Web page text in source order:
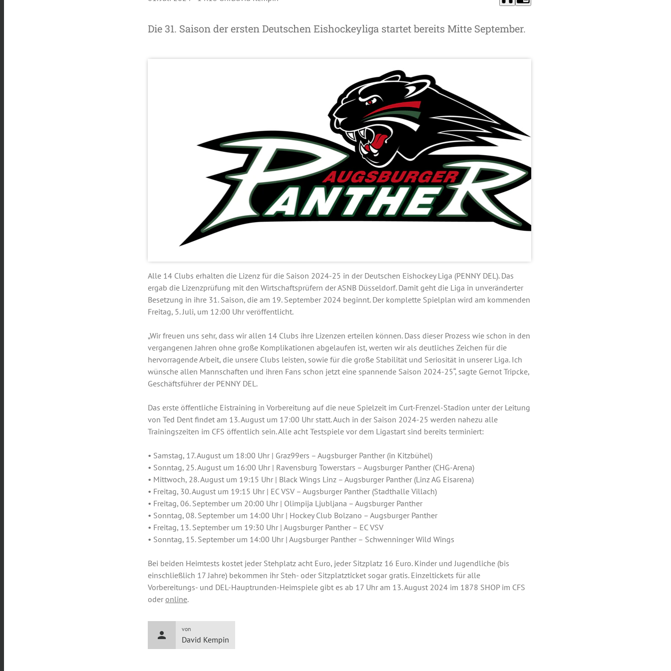
Die 31. Saison der ersten Deutschen Eishockeyliga startet bereits Mitte September.
Alle 14 Clubs erhalten die Lizenz für die Saison 2024-25 in der Deutschen Eishockey Liga (PENNY DEL). Das
ergab die Lizenzprüfung mit den Wirtschaftsprüfern der ASNB Düsseldorf. Damit geht die Liga in unveränderter
Besetzung in ihre 31. Saison, die am 19. September 2024 beginnt. Der komplette Spielplan wird am kommenden
Freitag, 5. Juli, um 12:00 Uhr veröffentlicht.
„Wir freuen uns sehr, dass wir allen 14 Clubs ihre Lizenzen erteilen können. Dass dieser Prozess wie schon in den
vergangenen Jahren ohne große Komplikationen abgelaufen ist, werten wir als deutliches Zeichen für die
hervorragende Arbeit, die unsere Clubs leisten, sowie für die große Stabilität und Seriosität in unserer Liga. Ich
wünsche allen Mannschaften und ihren Fans schon jetzt eine spannende Saison 2024-25“, sagte Gernot Tripcke,
Geschäftsführer der PENNY DEL.
Das erste öffentliche Eistraining in Vorbereitung auf die neue Spielzeit im Curt-Frenzel-Stadion unter der Leitung
von Ted Dent findet am 13. August um 17:00 Uhr statt. Auch in der Saison 2024-25 werden nahezu alle
Trainingszeiten im CFS öffentlich sein. Alle acht Testspiele vor dem Ligastart sind bereits terminiert:
• Samstag, 17. August um 18:00 Uhr | Graz99ers – Augsburger Panther (in Kitzbühel)
• Sonntag, 25. August um 16:00 Uhr | Ravensburg Towerstars – Augsburger Panther (CHG-Arena)
• Mittwoch, 28. August um 19:15 Uhr | Black Wings Linz – Augsburger Panther (Linz AG Eisarena)
• Freitag, 30. August um 19:15 Uhr | EC VSV – Augsburger Panther (Stadthalle Villach)
• Freitag, 06. September um 20:00 Uhr | Olimpija Ljubljana – Augsburger Panther
• Sonntag, 08. September um 14:00 Uhr | Hockey Club Bolzano – Augsburger Panther
• Freitag, 13. September um 19:30 Uhr | Augsburger Panther – EC VSV
• Sonntag, 15. September um 14:00 Uhr | Augsburger Panther – Schwenninger Wild Wings
Bei beiden Heimtests kostet jeder Stehplatz acht Euro, jeder Sitzplatz 16 Euro. Kinder und Jugendliche (bis
einschließlich 17 Jahre) bekommen ihr Steh- oder Sitzplatzticket sogar gratis. Einzeltickets für alle
Vorbereitungs- und DEL-Hauptrunden-Heimspiele gibt es ab 17 Uhr am 13. August 2024 im 1878 SHOP im CFS
oder online.
person
von
David Kempin